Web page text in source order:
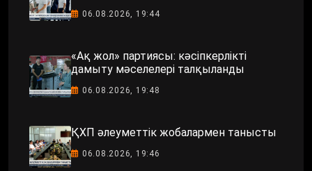
06.08.2026, 19:44
«Ақ жол» партиясы: кәсіпкерлікті
дамыту мәселелері талқыланды
06.08.2026, 19:48
ҚХП әлеуметтік жобалармен танысты
06.08.2026, 19:46